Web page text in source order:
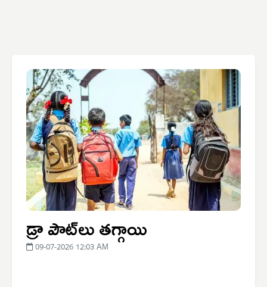
డ్రా పౌట్‌లు తగ్గాయి
09-07-2026 12:03 AM